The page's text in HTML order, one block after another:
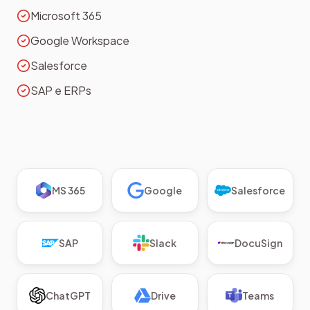
Microsoft 365
Google Workspace
Salesforce
SAP e ERPs
MS 365 Google Salesforce
SAP Slack DocuSign
ChatGPT Drive Teams